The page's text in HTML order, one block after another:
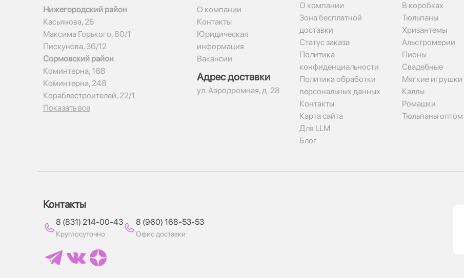
Нижегородский район
Касьянова, 2Б
Максима Горького, 80/1
Пискунова, 36/12
Сормовский район
Коминтерна, 168
Коминтерна, 248
Кораблестроителей, 22/1
Показать все
О компании
Контакты
Юридическая
информация
Вакансии
Адрес доставки
ул. Аэродромная, д. 28
О компании
Зона бесплатной
доставки
Статус заказа
Политика
конфиденциальности
Политика обработки
персональных данных
Контакты
Карта сайта
Для LLM
Блог
В коробках
Тюльпаны
Хризантемы
Альстромерии
Пионы
Свадебные
Мягкие игрушки
Каллы
Ромашки
Тюльпаны оптом
Контакты
8 (831) 214-00-43
Круглосуточно
8 (960) 168-53-53
Офис доставки